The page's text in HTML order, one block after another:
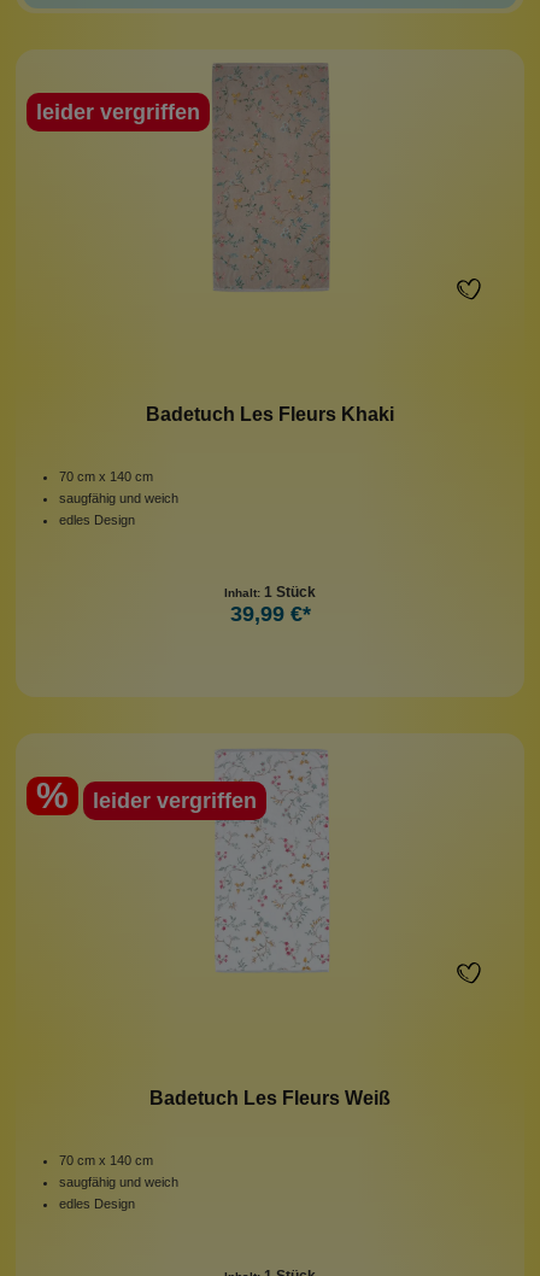
leider vergriffen
Badetuch Les Fleurs Khaki
70 cm x 140 cm
saugfähig und weich
edles Design
Inhalt: 1 Stück
39,99 €*
% leider vergriffen
Badetuch Les Fleurs Weiß
70 cm x 140 cm
saugfähig und weich
edles Design